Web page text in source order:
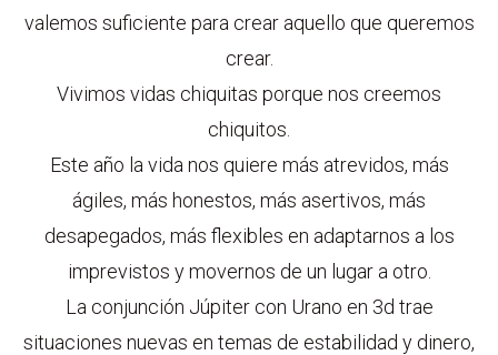
valemos suficiente para crear aquello que queremos
crear.
Vivimos vidas chiquitas porque nos creemos
chiquitos.
Este año la vida nos quiere más atrevidos, más
ágiles, más honestos, más asertivos, más
desapegados, más flexibles en adaptarnos a los
imprevistos y movernos de un lugar a otro.
La conjunción Júpiter con Urano en 3d trae
situaciones nuevas en temas de estabilidad y dinero,